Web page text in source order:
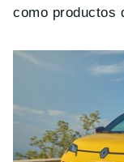
como productos